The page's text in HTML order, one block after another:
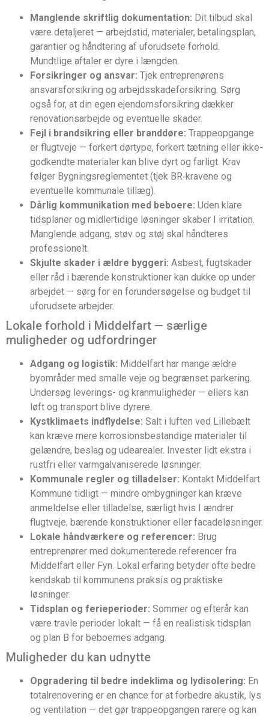
Manglende skriftlig dokumentation: Dit tilbud skal
være detaljeret — arbejdstid, materialer, betalingsplan,
garantier og håndtering af uforudsete forhold.
Mundtlige aftaler er dyre i længden.
Forsikringer og ansvar: Tjek entreprenørens
ansvarsforsikring og arbejdsskadeforsikring. Sørg
også for, at din egen ejendomsforsikring dækker
renovationsarbejde og eventuelle skader.
Fejl i brandsikring eller branddøre: Trappeopgange
er flugtveje — forkert dørtype, forkert tætning eller ikke-
godkendte materialer kan blive dyrt og farligt. Krav
følger Bygningsreglementet (tjek BR‑kravene og
eventuelle kommunale tillæg).
Dårlig kommunikation med beboere: Uden klare
tidsplaner og midlertidige løsninger skaber I irritation.
Manglende adgang, støv og støj skal håndteres
professionelt.
Skjulte skader i ældre byggeri: Asbest, fugtskader
eller råd i bærende konstruktioner kan dukke op under
arbejdet — sørg for en forundersøgelse og budget til
uforudsete arbejder.
Lokale forhold i Middelfart — særlige
muligheder og udfordringer
Adgang og logistik: Middelfart har mange ældre
byområder med smalle veje og begrænset parkering.
Undersøg leverings- og kranmuligheder — ellers kan
løft og transport blive dyrere.
Kystklimaets indflydelse: Salt i luften ved Lillebælt
kan kræve mere korrosionsbestandige materialer til
gelændre, beslag og udearealer. Invester lidt ekstra i
rustfri eller varmgalvaniserede løsninger.
Kommunale regler og tilladelser: Kontakt Middelfart
Kommune tidligt — mindre ombygninger kan kræve
anmeldelse eller tilladelse, særligt hvis I ændrer
flugtveje, bærende konstruktioner eller facadeløsninger.
Lokale håndværkere og referencer: Brug
entreprenører med dokumenterede referencer fra
Middelfart eller Fyn. Lokal erfaring betyder ofte bedre
kendskab til kommunens praksis og praktiske
løsninger.
Tidsplan og ferieperioder: Sommer og efterår kan
være travle perioder lokalt — få en realistisk tidsplan
og plan B for beboernes adgang.
Muligheder du kan udnytte
Opgradering til bedre indeklima og lydisolering: En
totalrenovering er en chance for at forbedre akustik, lys
og ventilation — det gør trappeopgangen rarere og kan